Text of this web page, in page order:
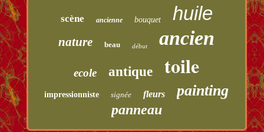
scène ancienne bouquet huile
nature beau début ancien
ecole antique toile
impressionniste signée fleurs painting
panneau